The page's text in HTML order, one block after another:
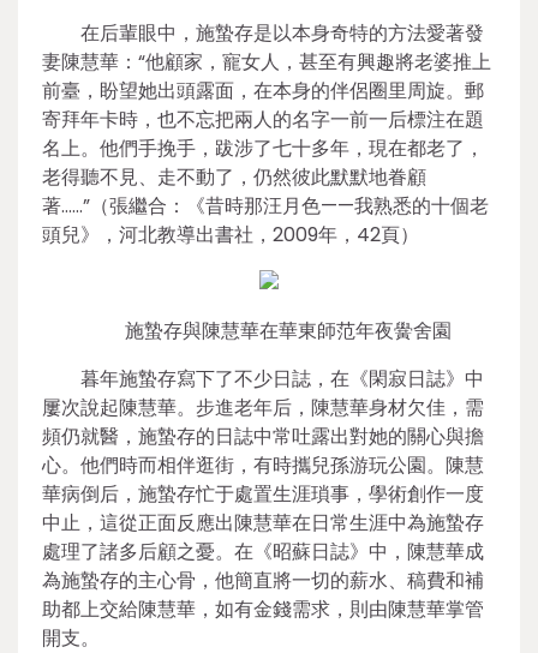
在后輩眼中，施蟄存是以本身奇特的方法愛著發
妻陳慧華：“他顧家，寵女人，甚至有興趣將老婆推上
前臺，盼望她出頭露面，在本身的伴侶圈里周旋。郵
寄拜年卡時，也不忘把兩人的名字一前一后標注在題
名上。他們手挽手，跋涉了七十多年，現在都老了，
老得聽不見、走不動了，仍然彼此默默地眷顧
著……”（張繼合：《昔時那汪月色——我熟悉的十個老
頭兒》，河北教導出書社，2009年，42頁）
施蟄存與陳慧華在華東師范年夜黌舍園
暮年施蟄存寫下了不少日誌，在《閑寂日誌》中
屢次說起陳慧華。步進老年后，陳慧華身材欠佳，需
頻仍就醫，施蟄存的日誌中常吐露出對她的關心與擔
心。他們時而相伴逛街，有時攜兒孫游玩公園。陳慧
華病倒后，施蟄存忙于處置生涯瑣事，學術創作一度
中止，這從正面反應出陳慧華在日常生涯中為施蟄存
處理了諸多后顧之憂。在《昭蘇日誌》中，陳慧華成
為施蟄存的主心骨，他簡直將一切的薪水、稿費和補
助都上交給陳慧華，如有金錢需求，則由陳慧華掌管
開支。